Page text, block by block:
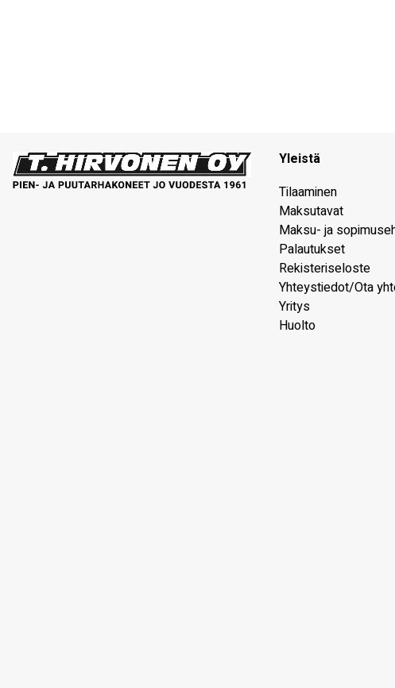
Yleistä
Tilaaminen
Maksutavat
Maksu- ja
Palautukset
Rekisteriseloste
Yhteystiedot/Ota
Yritys
Huolto